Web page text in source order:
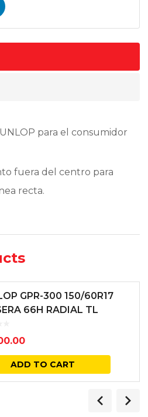
para el consumidor
fuera del centro para
recta.
GPR-300 150/60R17
66H RADIAL TL
ADD TO CART